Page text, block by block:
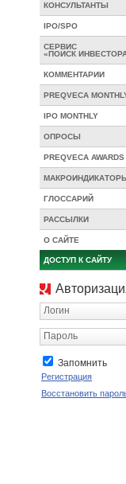
КОНСУЛЬТАНТЫ
IPO/SPO
СЕРВИС
«ПОИСК
КОММЕНТАРИИ
PREQVECA
IPO MONTHLY
ОПРОСЫ
PREQVECA AWARDS
ГЛОССАРИЙ
РАССЫЛКИ
О САЙТЕ
ДОСТУП К САЙТУ
Логин
Пароль
Запомнить
Регистрация
Восстановить